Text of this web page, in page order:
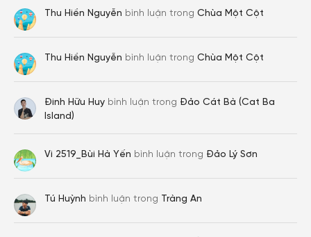
Thu Hiền Nguyễn bình luận trong Chùa Một Cột
Thu Hiền Nguyễn bình luận trong Chùa Một Cột
Đinh Hữu Huy bình luận trong Đảo Cát Bà (Cat Ba
Island)
Vi 2519_Bùi Hà Yến bình luận trong Đảo Lý Sơn
Tú Huỳnh bình luận trong Tràng An